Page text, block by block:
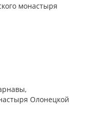
монастыря
Олонецкой